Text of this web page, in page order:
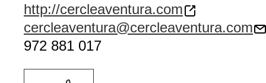
http://cercleaventura.com
cercleaventura@cercleaventura.com
972 881 017